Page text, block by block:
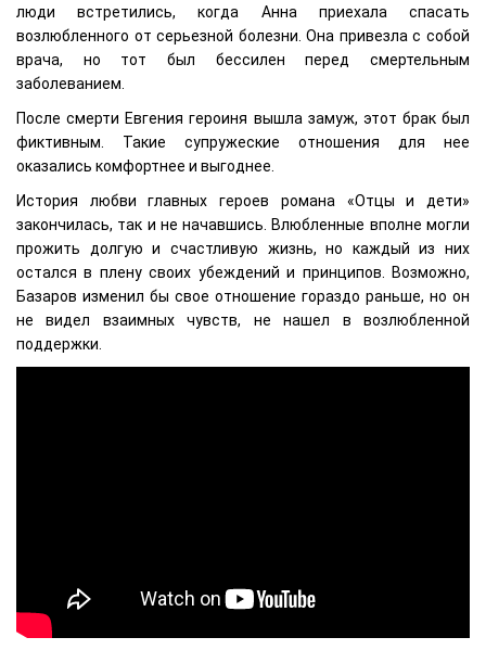
люди встретились, когда Анна приехала спасать
возлюбленного от серьезной болезни. Она привезла с собой
врача, но тот был бессилен перед смертельным
заболеванием.
После смерти Евгения героиня вышла замуж, этот брак был
фиктивным. Такие супружеские отношения для нее
оказались комфортнее и выгоднее.
История любви главных героев романа «Отцы и дети»
закончилась, так и не начавшись. Влюбленные вполне могли
прожить долгую и счастливую жизнь, но каждый из них
остался в плену своих убеждений и принципов. Возможно,
Базаров изменил бы свое отношение гораздо раньше, но он
не видел взаимных чувств, не нашел в возлюбленной
поддержки.